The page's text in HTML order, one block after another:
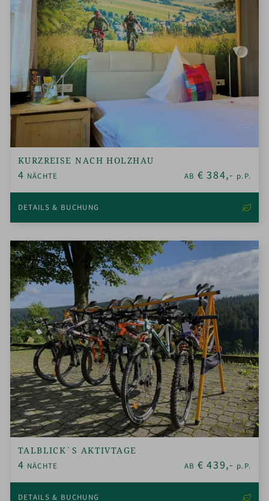
KURZREISE NACH HOLZHAU
4 NÄCHTE AB € 384,- p.P.
DETAILS & BUCHUNG
TALBLICK`S AKTIVTAGE
4 NÄCHTE AB € 439,- p.P.
DETAILS & BUCHUNG